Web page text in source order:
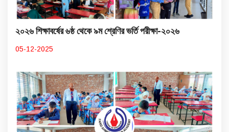
২০২৬ শিক্ষাবর্ষের ৬ষ্ঠ থেকে ৯ম শ্রেণির ভর্তি পরীক্ষা-২০২৬
05-12-2025